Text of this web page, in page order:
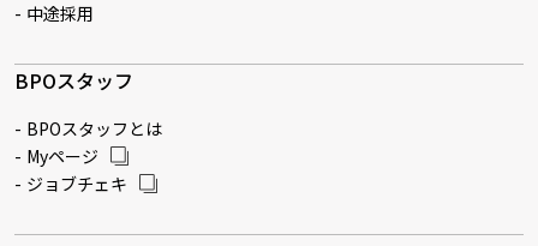
中途採用
BPOスタッフ
BPOスタッフとは
Myページ
ジョブチェキ